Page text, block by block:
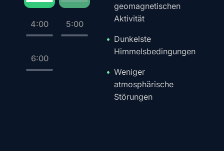
4:00 5:00
6:00
geomagnetischen
Aktivität
Dunkelste
Himmelsbedingungen
Weniger
atmosphärische
Störungen